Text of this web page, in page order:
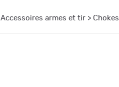
Accessoires armes et tir > Chokes